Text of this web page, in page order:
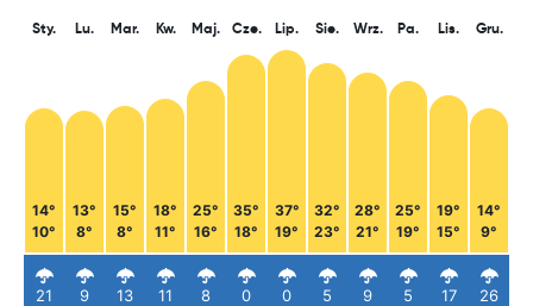
Sty.
14°
10°
21
Lu.
13°
8°
9
Mar.
15°
8°
13
Kw.
18°
11°
11
Maj.
25°
16°
8
Cze.
35°
18°
0
Lip.
37°
19°
0
Sie.
32°
23°
5
Wrz.
28°
21°
9
Pa.
25°
19°
5
Lis.
19°
15°
17
Gru.
14°
9°
26